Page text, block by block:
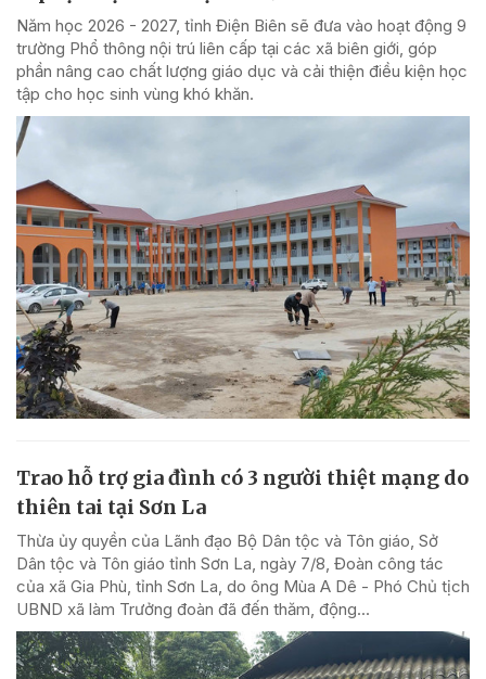
Năm học 2026 - 2027, tỉnh Điện Biên sẽ đưa vào hoạt động 9
trường Phổ thông nội trú liên cấp tại các xã biên giới, góp
phần nâng cao chất lượng giáo dục và cải thiện điều kiện học
tập cho học sinh vùng khó khăn.
Trao hỗ trợ gia đình có 3 người thiệt mạng do
thiên tai tại Sơn La
Thừa ủy quyền của Lãnh đạo Bộ Dân tộc và Tôn giáo, Sở
Dân tộc và Tôn giáo tỉnh Sơn La, ngày 7/8, Đoàn công tác
của xã Gia Phù, tỉnh Sơn La, do ông Mùa A Dê - Phó Chủ tịch
UBND xã làm Trưởng đoàn đã đến thăm, động...